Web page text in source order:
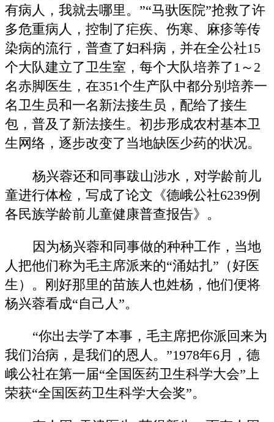
有病人，我就去哪里。”“马驮医院”抢救了许
多危重病人，控制了疟疾、伤寒、麻疹等传
染病的流行，普查了妇科病，并在全公社15
个大队建立了卫生室，每个大队培养了1～2
名赤脚医生，在351个生产队中都分别培养一
名卫生员和一名新法接生员，配给了接生
包，普及了新法接生。初步形成农村基本卫
生网络，逐步改变了当地缺医少药的状况。
杨兴蓉还和同事跋山涉水，对学龄前儿
童进行体检，写成了论文《德峨公社6239例
各民族学龄前儿童健康普查报告》。
因为杨兴蓉和同事做的种种工作，当地
人把他们称为毛主席派来的“涌姑扎”（好医
生）。刚好那里的苗族人也姓杨，他们便将
杨兴蓉看成“自己人”。
“你出去学了本事，毛主席把你派回来为
我们治病，是我们的恩人。”1978年6月，德
峨公社在第一届“全国医药卫生科学大会”上
荣获“全国医药卫生科学大会奖”。